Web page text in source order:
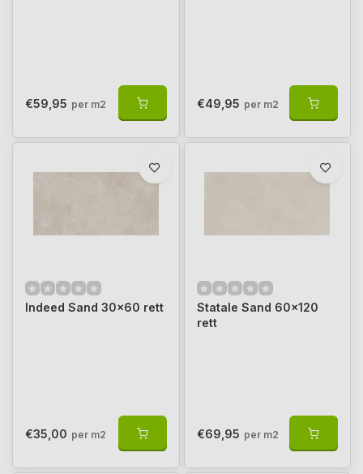
€59,95 per m2 €49,95 per m2
Indeed Sand 30x60 rett
€35,00 per m2
Statale Sand 60x120
rett
€69,95 per m2